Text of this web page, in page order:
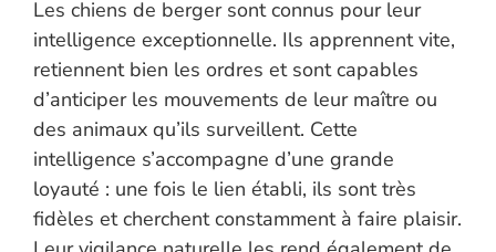
Les chiens de berger sont connus pour leur
intelligence exceptionnelle. Ils apprennent vite,
retiennent bien les ordres et sont capables
d’anticiper les mouvements de leur maître ou
des animaux qu’ils surveillent. Cette
intelligence s’accompagne d’une grande
loyauté : une fois le lien établi, ils sont très
fidèles et cherchent constamment à faire plaisir.